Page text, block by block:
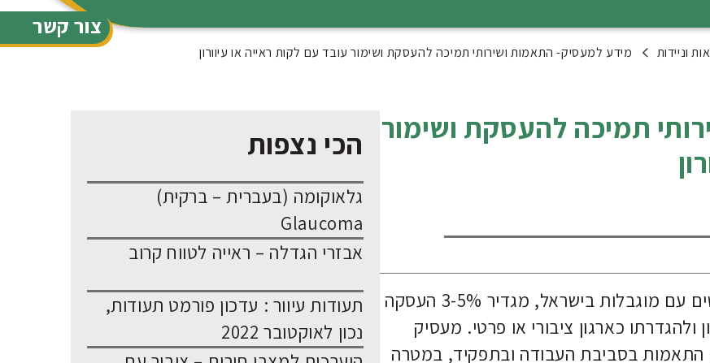
צור קשר
וניידות מידע למעסיק- התאמות ושירותי תמיכה להעסקת ושימור עובד עם לקות ראייה או עיוורון
תמיכה להעסקת ושימור
צו ההרחבה לעידוד והגברת תעסוקה של אנשים עם מוגבלות בישראל, מגדיר 3-5% העסקה
כארגון ציבורי או פרטי. מעסיק
התאמות בסביבת העבודה ובתפקיד, במטרה
הכי נצפות
גלאוקומה (בעברית – ברקית)
Glaucoma
אבזרי הגדלה – ראייה לטווח קרוב
תעודות עיוור : עדכון פורמט תעודות,
נכון לאוקטובר 2022